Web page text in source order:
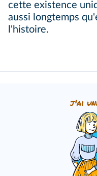
cette existence
aussi longtemps
l'histoire.
j'ai